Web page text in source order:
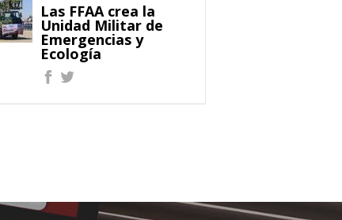
Las FFAA crea la
Unidad Militar de
Emergencias y
Ecología